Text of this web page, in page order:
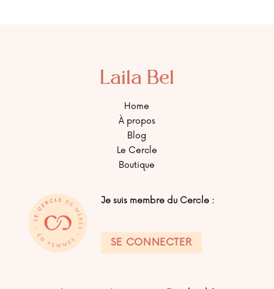
Laila Bel
Home
À propos
Blog
Le Cercle
Boutique
Je suis membre du Cercle :
SE CONNECTER